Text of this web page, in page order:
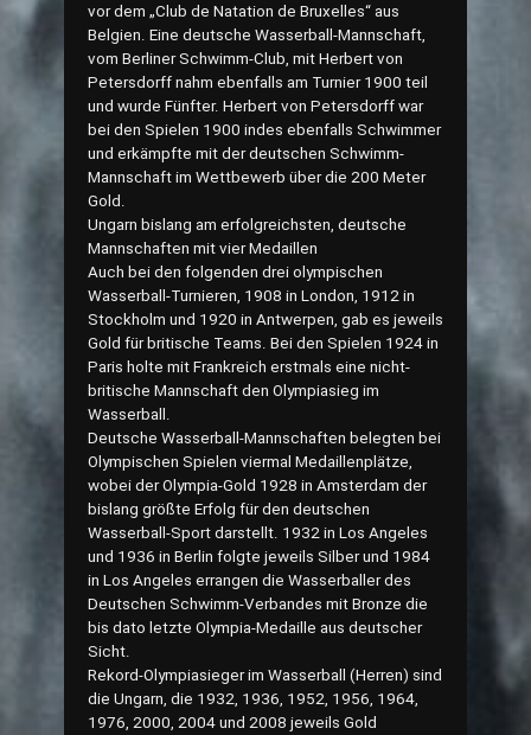
vor dem „Club de Natation de Bruxelles“ aus
Belgien. Eine deutsche Wasserball-Mannschaft,
vom Berliner Schwimm-Club, mit Herbert von
Petersdorff nahm ebenfalls am Turnier 1900 teil
und wurde Fünfter. Herbert von Petersdorff war
bei den Spielen 1900 indes ebenfalls Schwimmer
und erkämpfte mit der deutschen Schwimm-
Mannschaft im Wettbewerb über die 200 Meter
Gold.
Ungarn bislang am erfolgreichsten, deutsche
Mannschaften mit vier Medaillen
Auch bei den folgenden drei olympischen
Wasserball-Turnieren, 1908 in London, 1912 in
Stockholm und 1920 in Antwerpen, gab es jeweils
Gold für britische Teams. Bei den Spielen 1924 in
Paris holte mit Frankreich erstmals eine nicht-
britische Mannschaft den Olympiasieg im
Wasserball.
Deutsche Wasserball-Mannschaften belegten bei
Olympischen Spielen viermal Medaillenplätze,
wobei der Olympia-Gold 1928 in Amsterdam der
bislang größte Erfolg für den deutschen
Wasserball-Sport darstellt. 1932 in Los Angeles
und 1936 in Berlin folgte jeweils Silber und 1984
in Los Angeles errangen die Wasserballer des
Deutschen Schwimm-Verbandes mit Bronze die
bis dato letzte Olympia-Medaille aus deutscher
Sicht.
Rekord-Olympiasieger im Wasserball (Herren) sind
die Ungarn, die 1932, 1936, 1952, 1956, 1964,
1976, 2000, 2004 und 2008 jeweils Gold